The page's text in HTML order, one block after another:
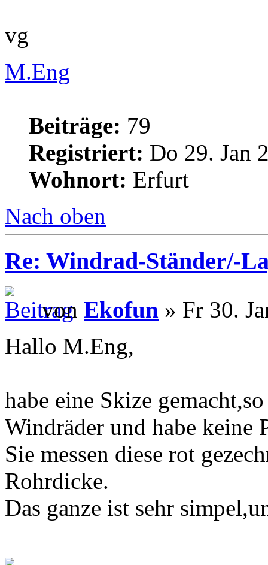
vg
M.Eng
Beiträge: 79
Registriert: Do 29. Jan
Wohnort: Erfurt
Nach oben
Re: Windrad-Ständer/-
von Ekofun » Fr 30.
Hallo M.Eng,
habe eine Skize
Windräder und habe keine
Sie messen diese rot
Rohrdicke.
Das ganze ist sehr